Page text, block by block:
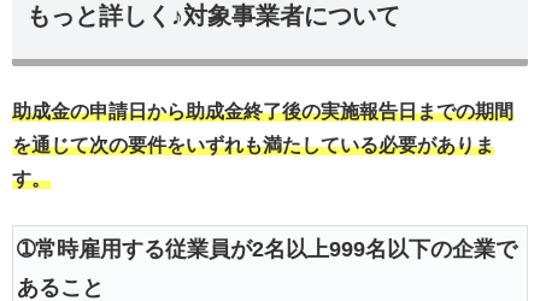
もっと詳しく♪対象事業者について
助成金の申請日から助成金終了後の実施報告日までの期間
を通じて次の要件をいずれも満たしている必要がありま
す。
➀常時雇用する従業員が2名以上999名以下の企業で
あること